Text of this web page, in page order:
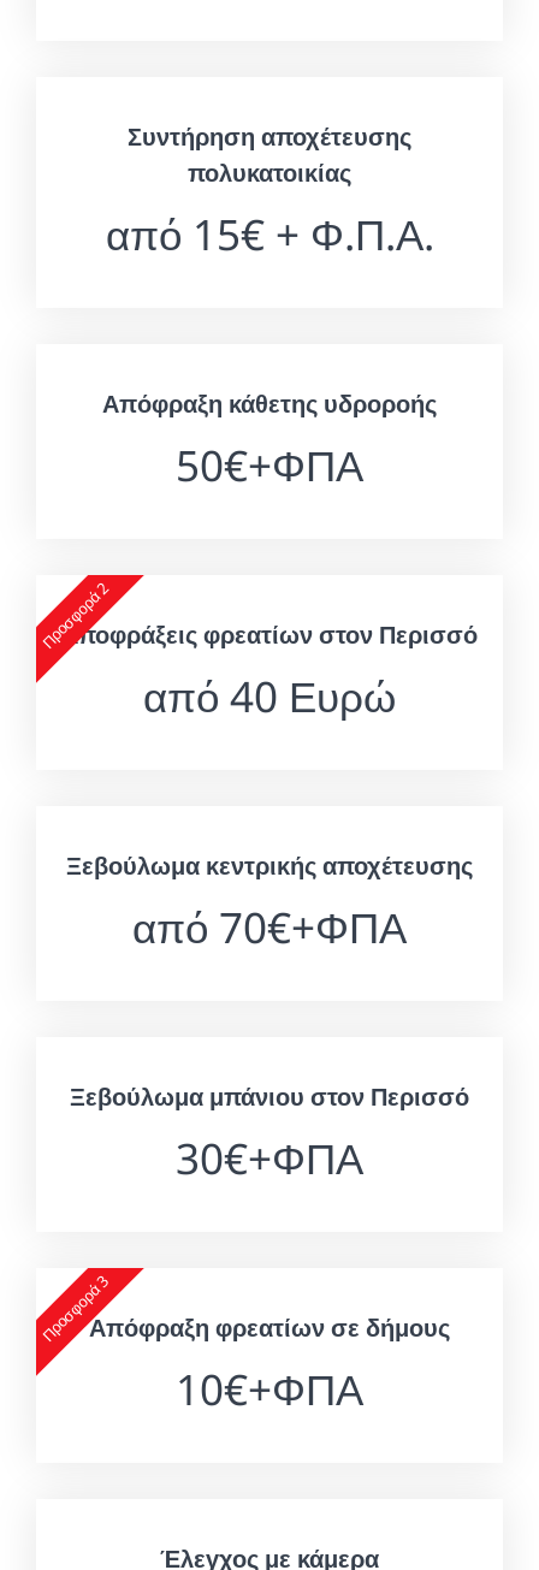
Συντήρηση αποχέτευσης
πολυκατοικίας
από 15€ + Φ.Π.Α.
Απόφραξη κάθετης υδροροής
50€+ΦΠΑ
Προσφορά 2
Αποφράξεις φρεατίων στον Περισσό
από 40 Ευρώ
Ξεβούλωμα κεντρικής αποχέτευσης
από 70€+ΦΠΑ
Ξεβούλωμα μπάνιου στον Περισσό
30€+ΦΠΑ
Προσφορά 3Απόφραξη φρεατίων σε δήμους
10€+ΦΠΑ
Έλεγχος με κάμερα